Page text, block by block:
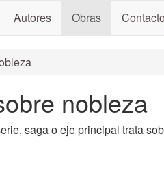
Autores Obras Contacto
nobleza
saga o eje principal trata